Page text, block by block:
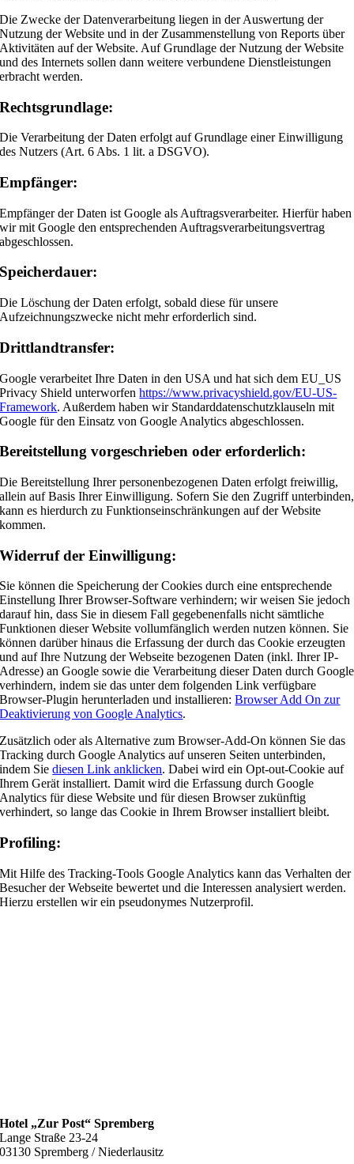
Die Zwecke der Datenverarbeitung liegen in der Auswertung der
Nutzung der Website und in der Zusammenstellung von Reports über
Aktivitäten auf der Website. Auf Grundlage der Nutzung der Website
und des Internets sollen dann weitere verbundene Dienstleistungen
erbracht werden.
Rechtsgrundlage:
Die Verarbeitung der Daten erfolgt auf Grundlage einer Einwilligung
des Nutzers (Art. 6 Abs. 1 lit. a DSGVO).
Empfänger:
Empfänger der Daten ist Google als Auftragsverarbeiter. Hierfür haben
wir mit Google den entsprechenden Auftragsverarbeitungsvertrag
abgeschlossen.
Speicherdauer:
Die Löschung der Daten erfolgt, sobald diese für unsere
Aufzeichnungszwecke nicht mehr erforderlich sind.
Drittlandtransfer:
Google verarbeitet Ihre Daten in den USA und hat sich dem EU_US
Privacy Shield unterworfenhttps://www.privacyshield.gov/EU-US-
Framework. Außerdem haben wir Standarddatenschutzklauseln mit
Google für den Einsatz von Google Analytics abgeschlossen.
Bereitstellung vorgeschrieben oder erforderlich:
Die Bereitstellung Ihrer personenbezogenen Daten erfolgt freiwillig,
allein auf Basis Ihrer Einwilligung. Sofern Sie den Zugriff unterbinden,
kann es hierdurch zu Funktionseinschränkungen auf der Website
kommen.
Widerruf der Einwilligung:
Sie können die Speicherung der Cookies durch eine entsprechende
Einstellung Ihrer Browser-Software verhindern; wir weisen Sie jedoch
darauf hin, dass Sie in diesem Fall gegebenenfalls nicht sämtliche
Funktionen dieser Website vollumfänglich werden nutzen können. Sie
können darüber hinaus die Erfassung der durch das Cookie erzeugten
und auf Ihre Nutzung der Webseite bezogenen Daten (inkl. Ihrer IP-
Adresse) an Google sowie die Verarbeitung dieser Daten durch Google
verhindern, indem sie das unter dem folgenden Link verfügbare
Browser-Plugin herunterladen und installieren:Browser Add On zur
Deaktivierung von Google Analytics.
Zusätzlich oder als Alternative zum Browser-Add-On können Sie das
Tracking durch Google Analytics auf unseren Seiten unterbinden,
indem Siediesen Link anklicken. Dabei wird ein Opt-out-Cookie auf
Ihrem Gerät installiert. Damit wird die Erfassung durch Google
Analytics für diese Website und für diesen Browser zukünftig
verhindert, so lange das Cookie in Ihrem Browser installiert bleibt.
Profiling:
Mit Hilfe des Tracking-Tools Google Analytics kann das Verhalten der
Besucher der Webseite bewertet und die Interessen analysiert werden.
Hierzu erstellen wir ein pseudonymes Nutzerprofil.
Hotel „Zur Post“ Spremberg
Lange Straße 23-24
03130 Spremberg / Niederlausitz